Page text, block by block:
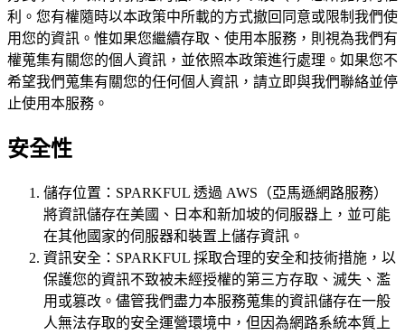
利。您有權隨時以本政策中所載的方式撤回同意或限制我們使
用您的資訊。惟如果您繼續存取、使用本服務，則視為我們有
權蒐集有關您的個人資訊，並依照本政策進行處理。如果您不
希望我們蒐集有關您的任何個人資訊，請立即與我們聯絡並停
止使用本服務。
安全性
儲存位置：SPARKFUL 透過 AWS（亞馬遜網路服務）
將資訊儲存在美國、日本和新加坡的伺服器上，並可能
在其他國家的伺服器和裝置上儲存資訊。
資訊安全：SPARKFUL 採取合理的安全和技術措施，以
保護您的資訊不致被未經授權的第三方存取、滅失、濫
用或篡改。儘管我們盡力本服務蒐集的資訊儲存在一般
人無法存取的安全運營環境中，但因為網路系統本質上